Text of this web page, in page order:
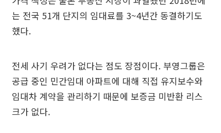
는 전국 51개 단지의 임대료를 3~4년간 동결하기도
했다.
전세 사기 우려가 없다는 점도 장점이다. 부영그룹은
공급 중인 민간임대 아파트에 대해 직접 유지보수와
임대차 계약을 관리하기 때문에 보증금 미반환 리스
크가 없다.